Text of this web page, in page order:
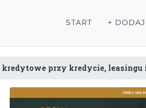
START + DODAJ
przy kredycie,